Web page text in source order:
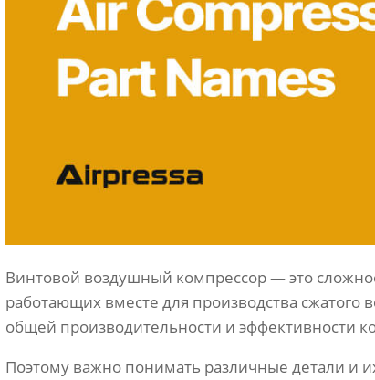
Винтовой воздушный компрессор — это
работающих вместе для производства сжатого
общей производительности и эффективности
Поэтому важно понимать различные детали и